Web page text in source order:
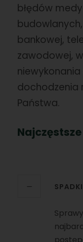
błędów
bankowej,
zawodowej,
dochodzenia
Państwa.